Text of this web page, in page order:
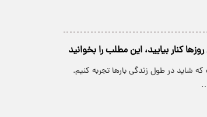
کنار بیایید، این مطلب را بخوانید
در طول زندگی بارها تجربه کنیم.